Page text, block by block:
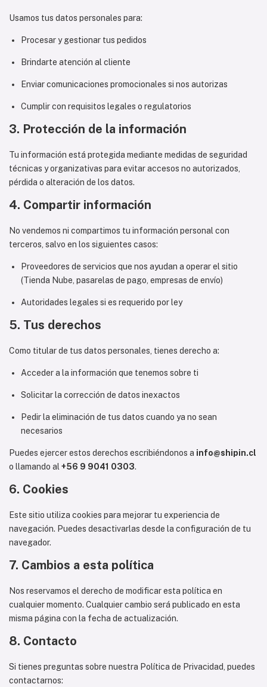
Usamos tus datos personales para:
Procesar y gestionar tus pedidos
Brindarte atención al cliente
Enviar comunicaciones promocionales si nos autorizas
Cumplir con requisitos legales o regulatorios
3. Protección de la información
Tu información está protegida mediante medidas de seguridad
técnicas y organizativas para evitar accesos no autorizados,
pérdida o alteración de los datos.
4. Compartir información
No vendemos ni compartimos tu información personal con
terceros, salvo en los siguientes casos:
Proveedores de servicios que nos ayudan a operar el sitio
(Tienda Nube, pasarelas de pago, empresas de envío)
Autoridades legales si es requerido por ley
5. Tus derechos
Como titular de tus datos personales, tienes derecho a:
Acceder a la información que tenemos sobre ti
Solicitar la corrección de datos inexactos
Pedir la eliminación de tus datos cuando ya no sean
necesarios
Puedes ejercer estos derechos escribiéndonos a info@shipin.cl
o llamando al +56 9 9041 0303.
6. Cookies
Este sitio utiliza cookies para mejorar tu experiencia de
navegación. Puedes desactivarlas desde la configuración de tu
navegador.
7. Cambios a esta política
Nos reservamos el derecho de modificar esta política en
cualquier momento. Cualquier cambio será publicado en esta
misma página con la fecha de actualización.
8. Contacto
Si tienes preguntas sobre nuestra Política de Privacidad, puedes
contactarnos: